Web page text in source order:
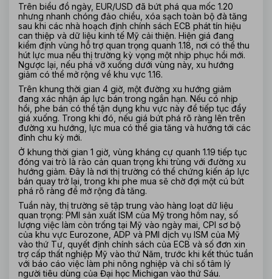
Trên biểu đồ ngày, EUR/USD đã bứt phá qua mốc 1.20
nhưng nhanh chóng đảo chiều, xóa sạch toàn bộ đà tăng
sau khi các nhà hoạch định chính sách ECB phát tín hiệu
can thiệp và dữ liệu kinh tế Mỹ cải thiện. Hiện giá đang
kiểm định vùng hỗ trợ quan trọng quanh 1.18, nơi có thể thu
hút lực mua nếu thị trường kỳ vọng một nhịp phục hồi mới.
Ngược lại, nếu phá vỡ xuống dưới vùng này, xu hướng
giảm có thể mở rộng về khu vực 1.16.
Trên khung thời gian 4 giờ, một đường xu hướng giảm
đang xác nhận áp lực bán trong ngắn hạn. Nếu có nhịp
hồi, phe bán có thể tận dụng khu vực này để tiếp tục đẩy
giá xuống. Trong khi đó, nếu giá bứt phá rõ ràng lên trên
đường xu hướng, lực mua có thể gia tăng và hướng tới các
đỉnh chu kỳ mới.
Ở khung thời gian 1 giờ, vùng kháng cự quanh 1.19 tiếp tục
đóng vai trò là rào cản quan trọng khi trùng với đường xu
hướng giảm. Đây là nơi thị trường có thể chứng kiến áp lực
bán quay trở lại, trong khi phe mua sẽ chờ đợi một cú bứt
phá rõ ràng để mở rộng đà tăng.
Tuần này, thị trường sẽ tập trung vào hàng loạt dữ liệu
quan trọng: PMI sản xuất ISM của Mỹ trong hôm nay, số
lượng việc làm còn trống tại Mỹ vào ngày mai, CPI sơ bộ
của khu vực Eurozone, ADP và PMI dịch vụ ISM của Mỹ
vào thứ Tư, quyết định chính sách của ECB và số đơn xin
trợ cấp thất nghiệp Mỹ vào thứ Năm, trước khi kết thúc tuần
với báo cáo việc làm phi nông nghiệp và chỉ số tâm lý
người tiêu dùng của Đại học Michigan vào thứ Sáu.